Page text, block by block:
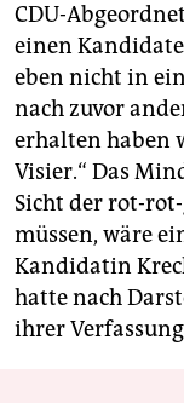
CDU-
einen
eben nicht in
nach zuvor
erhalten haben
Visier.“ Das
Sicht der rot-
müssen, wäre
Kandidatin
hatte nach
ihrer